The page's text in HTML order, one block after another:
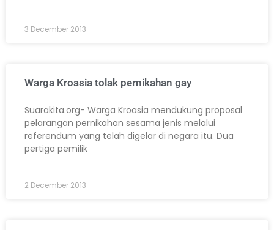
3 December 2013
Warga Kroasia tolak pernikahan gay
Suarakita.org- Warga Kroasia mendukung proposal
pelarangan pernikahan sesama jenis melalui
referendum yang telah digelar di negara itu. Dua
pertiga pemilik
2 December 2013